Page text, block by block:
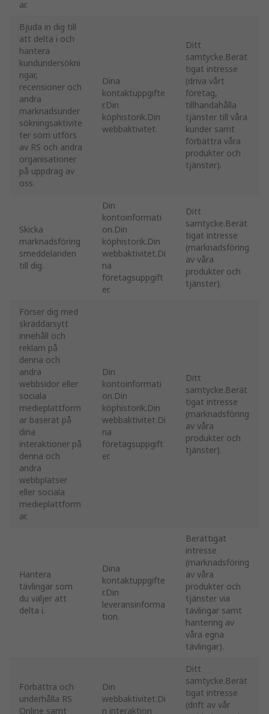
ar.
Bjuda in dig till
att delta i och
hantera
kundundersökni
ngar,
recensioner och
andra
marknadsunder
sökningsaktivite
ter som utförs
av RS och andra
organisationer
på uppdrag av
oss.
Dina
kontaktuppgifte
r.Din
köphistorik.Din
webbaktivitet.
Ditt
samtycke.Berät
tigat intresse
(driva vårt
företag,
tillhandahålla
tjänster till våra
kunder samt
förbättra våra
produkter och
tjänster).
Skicka
marknadsföring
smeddelanden
till dig.
Din
kontoinformati
on.Din
köphistorik.Din
webbaktivitet.Di
na
företagsuppgift
er.
Ditt
samtycke.Berät
tigat intresse
(marknadsföring
av våra
produkter och
tjänster).
Förser dig med
skräddarsytt
innehåll och
reklam på
denna och
andra
webbsidor eller
sociala
medieplattform
ar baserat på
dina
interaktioner på
denna och
andra
webbplatser
eller sociala
medieplattform
ar.
Din
kontoinformati
on.Din
köphistorik.Din
webbaktivitet.Di
na
företagsuppgift
er.
Ditt
samtycke.Berät
tigat intresse
(marknadsföring
av våra
produkter och
tjänster).
Hantera
tävlingar som
du väljer att
delta i.
Dina
kontaktuppgifte
r.Din
leveransinforma
tion.
Berättigat
intresse
(marknadsföring
av våra
produkter och
tjänster via
tävlingar samt
hantering av
våra egna
tävlingar).
Förbättra och
underhålla RS
Online samt
Din
webbaktivitet.Di
n interaktion
Ditt
samtycke.Berät
tigat intresse
(drift av vår